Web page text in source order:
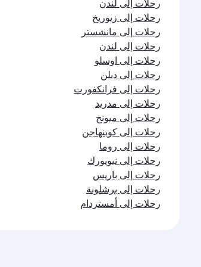
رحلات إلى لندن
رحلات إلى زيوريخ
رحلات إلى مانشستر
رحلات إلى لندن
رحلات إلى اوسلو
رحلات إلى دبلن
رحلات إلى فرانكفورت
رحلات إلى مدريد
رحلات إلى ميونخ
رحلات إلى كوبنهاجن
رحلات إلى روما
رحلات إلى نيويورك
رحلات إلى باريس
رحلات إلى برشلونة
رحلات إلى أمستردام